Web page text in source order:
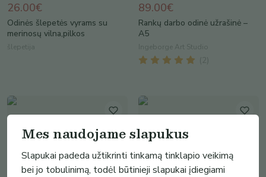
26.00€
Odinės šlepetės vyrams su
merinosų vilna,pilkos
šlepetija
89.00€
Rankų darbo odinė užrašinė –
A5
Ingeborge Art Studio
( 2
Mes naudojame slapukus
Slapukai padeda užtikrinti tinkamą tinklapio veikimą
bei jo tobulinimą, todėl būtinieji slapukai įdiegiami